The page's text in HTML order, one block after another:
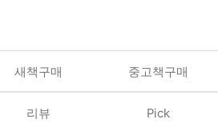
새책구매 중고책구매
리뷰 Pick